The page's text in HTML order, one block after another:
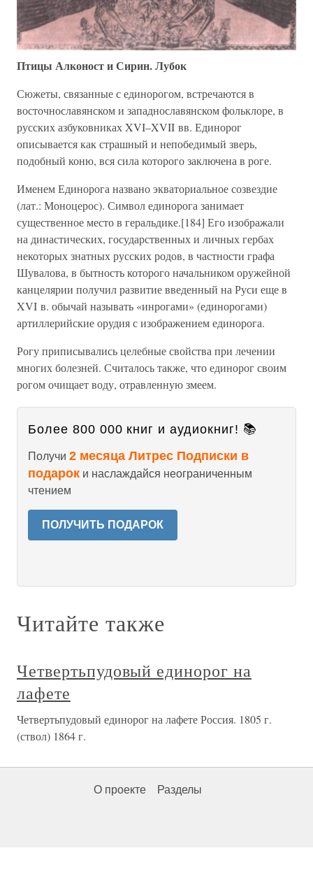
Птицы Алконост и Сирин. Лубок
Сюжеты, связанные с единорогом, встречаются в
восточнославянском и западнославянском фольклоре, в
русских азбуковниках XVI–XVII вв. Единорог
описывается как страшный и непобедимый зверь,
подобный коню, вся сила которого заключена в роге.
Именем Единорога названо экваториальное созвездие
(лат.: Моноцерос). Символ единорога занимает
существенное место в геральдике.[184] Его изображали
на династических, государственных и личных гербах
некоторых знатных русских родов, в частности графа
Шувалова, в бытность которого начальником оружейной
канцелярии получил развитие введенный на Руси еще в
XVI в. обычай называть «инрогами» (единорогами)
артиллерийские орудия с изображением единорога.
Рогу приписывались целебные свойства при лечении
многих болезней. Считалось также, что единорог своим
рогом очищает воду, отравленную змеем.
Более 800 000 книг и аудиокниг! 📚
Получи 2 месяца Литрес Подписки в
подарок и наслаждайся неограниченным
чтением
ПОЛУЧИТЬ ПОДАРОК
Читайте также
Четвертьпудовый единорог на
лафете
Четвертьпудовый единорог на лафете Россия. 1805 г.
(ствол) 1864 г.
О проекте Разделы